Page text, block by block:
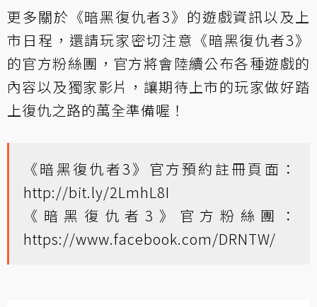
更多關於《暗黑復仇者3》的遊戲資訊以及上
市日程，還請玩家密切注意《暗黑復仇者3》
的官方粉絲團，官方將會陸續公布各種遊戲的
內容以及獨家影片，讓期待上市的玩家做好踏
上復仇之路的萬全準備喔！
《暗黑復仇者3》官方預約註冊頁面：
http://bit.ly/2LmhL8I
《暗黑復仇者3》官方粉絲團：
https://www.facebook.com/DRNTW/